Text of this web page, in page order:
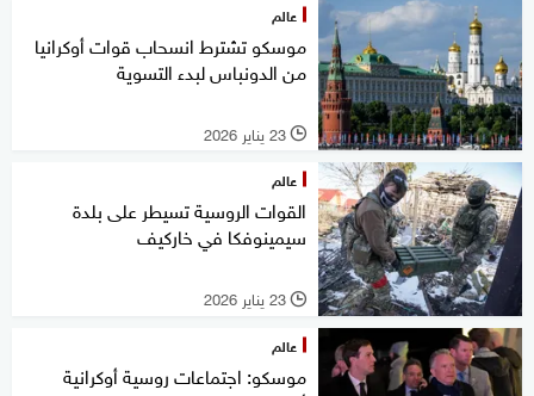
عالم
موسكو تشترط انسحاب قوات أوكرانيا
من الدونباس لبدء التسوية
l 23 يناير 2026
عالم
القوات الروسية تسيطر على بلدة
سيمينوفكا في خاركيف
l 23 يناير 2026
عالم
موسكو: اجتماعات روسية أوكرانية